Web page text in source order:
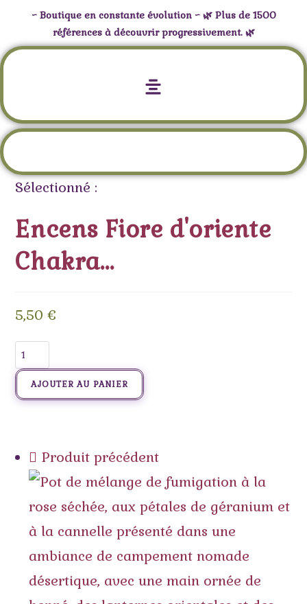
~ Boutique en constante évolution ~ 🌿 Plus de 1500
références à découvrir progressivement. 🌿
Encens Fiore d’oriente Chakra 1 Racine
Sélectionné :
Encens Fiore d'oriente
Chakra…
5,50€
AJOUTER AU PANIER
Produit précédent